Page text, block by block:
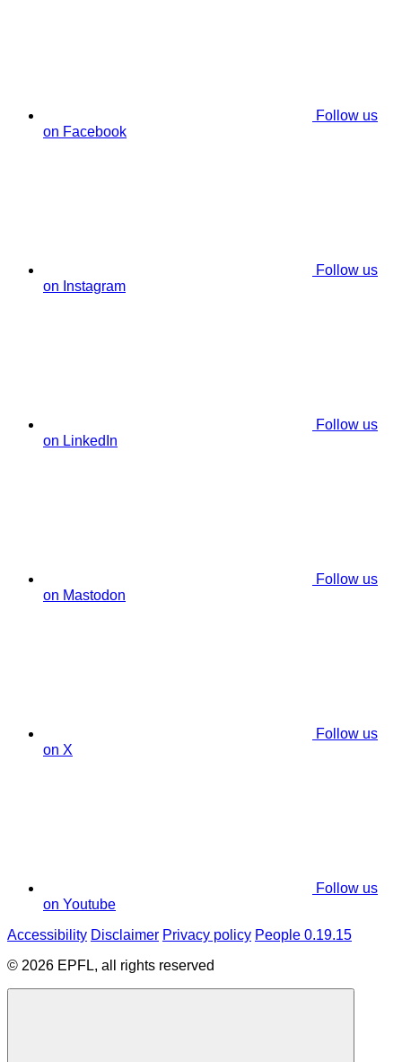
Follow us
on Facebook
Follow us
on Instagram
Follow us
on LinkedIn
Follow us
on Mastodon
Follow us
on X
Follow us
on Youtube
Accessibility Disclaimer Privacy policy People 0.19.15
© 2026 EPFL, all rights reserved